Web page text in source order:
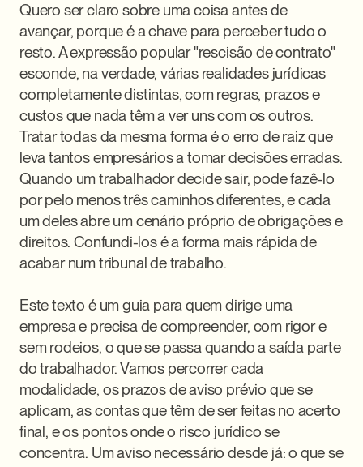
Quero ser claro sobre uma coisa antes de
avançar, porque é a chave para perceber tudo o
resto. A expressão popular "rescisão de contrato"
esconde, na verdade, várias realidades jurídicas
completamente distintas, com regras, prazos e
custos que nada têm a ver uns com os outros.
Tratar todas da mesma forma é o erro de raiz que
leva tantos empresários a tomar decisões erradas.
Quando um trabalhador decide sair, pode fazê-lo
por pelo menos três caminhos diferentes, e cada
um deles abre um cenário próprio de obrigações e
direitos. Confundi-los é a forma mais rápida de
acabar num tribunal de trabalho.
Este texto é um guia para quem dirige uma
empresa e precisa de compreender, com rigor e
sem rodeios, o que se passa quando a saída parte
do trabalhador. Vamos percorrer cada
modalidade, os prazos de aviso prévio que se
aplicam, as contas que têm de ser feitas no acerto
final, e os pontos onde o risco jurídico se
concentra. Um aviso necessário desde já: o que se